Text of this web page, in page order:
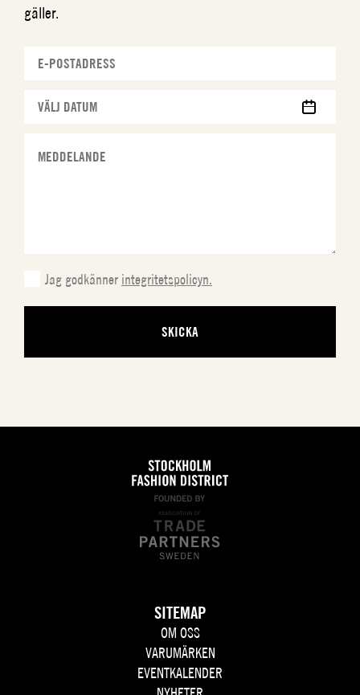
gäller.
snedstreck
Jag godkänner integritetspolicyn.
SITEMAP
OM OSS
VARUMÄRKEN
EVENTKALENDER